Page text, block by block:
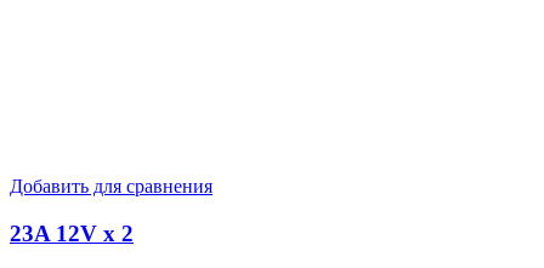
Добавить для сравнения
23A 12V x 2